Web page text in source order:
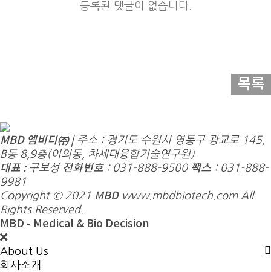
등록된 댓글이 없습니다.
목록
MBD 엠비디㈜ |주소 : 경기도 수원시 영통구 광교로 145,
B동 8,9층(이의동, 차세대융합기술연구원)
대표 : 구보성 전화번호: 031-888-9500 팩스 : 031-888-
9981
Copyright © 2021 MBDwww.mbdbiotech.com All
Rights Reserved.
MBD - Medical & Bio Decision
About Us
회사소개